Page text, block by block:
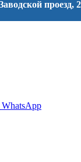
проезд, 2
WhatsApp